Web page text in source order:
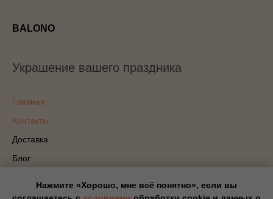
Нажмите «Хорошо, мне всё понятно», если вы
BALONO
Украшение вашего праздника
Главная
Контакты
Доставка
Блог